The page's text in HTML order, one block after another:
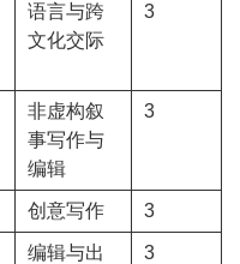
语言与跨
文化交际
3
非虚构叙
事写作与
编辑
3
创意写作 3
编辑与出
3